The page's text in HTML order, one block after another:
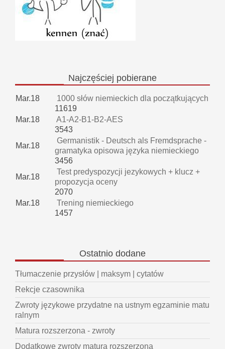
Najczęściej pobierane
Mar.18
1000 słów niemieckich dla początkujących
11619
Mar.18
A1-A2-B1-B2-AES
3543
Mar.18
Germanistik - Deutsch als Fremdsprache -
gramatyka opisowa języka niemieckiego
3456
Mar.18
Test predyspozycji jezykowych + klucz +
propozycja oceny
2070
Mar.18
Trening niemieckiego
1457
Ostatnio dodane
Tłumaczenie przysłów | maksym | cytatów
Rekcje czasownika
Zwroty językowe przydatne na ustnym egzaminie matu
ralnym
Matura rozszerzona - zwroty
Dodatkowe zwroty matura rozszerzona